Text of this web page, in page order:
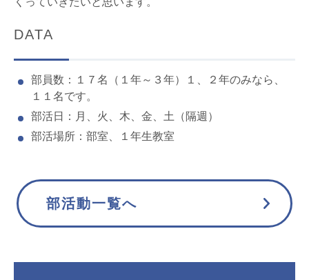
DATA
部員数：１７名（１年～３年）１、２年のみなら、
１１名です。
部活日：月、火、木、金、土（隔週）
部活場所：部室、１年生教室
部活動一覧へ